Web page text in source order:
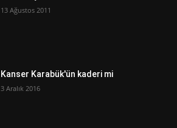
13 Ağustos 2011
Kanser Karabük'ün kaderi mi
3 Aralık 2016